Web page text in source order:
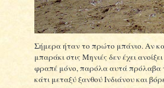
Σήμερα ήταν το πρώτο μπάνιο. Αν
μπαράκι στις Μηνιές δεν έχει
φραπέ μόνο, παρόλα αυτά πρόλαβα
κάτι μεταξύ ξανθού Ινδιάνου και